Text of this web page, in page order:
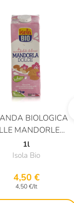
BIOLOGICA
MANDORLE
ITALIANE
1l
Isola Bio
4,50 €
4,50 €/lt